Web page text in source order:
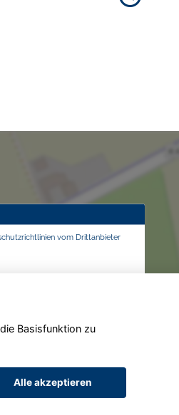
vom Drittanbieter
Basisfunktion zu
Alle akzeptieren